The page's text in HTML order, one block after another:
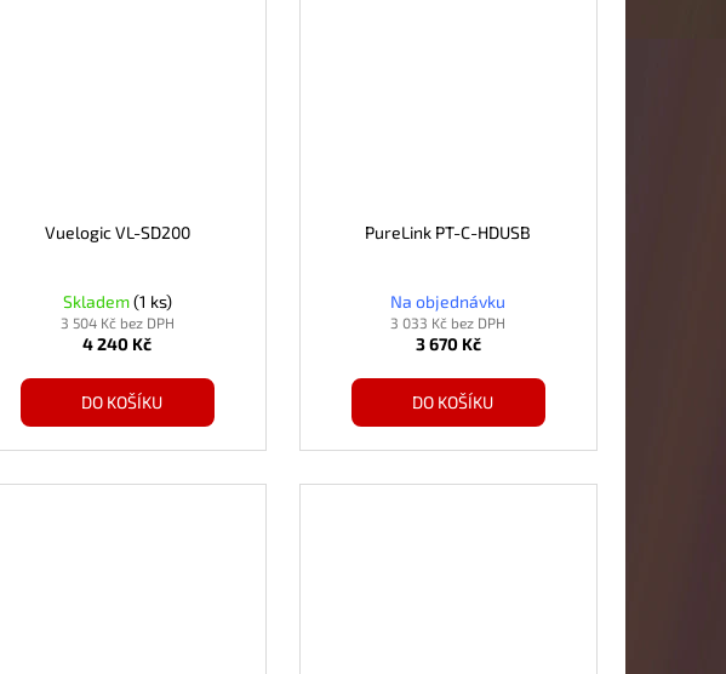
Vuelogic VL-SD200
Skladem(1 ks)
3 504 Kč bez DPH
4 240 Kč
DO KOŠÍKU
PureLink PT-C-HDUSB
Na objednávku
3 033 Kč bez DPH
3 670 Kč
DO KOŠÍKU